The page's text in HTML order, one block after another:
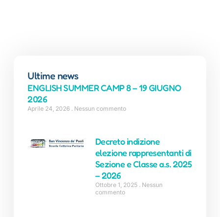
Ultime news
ENGLISH SUMMER CAMP 8 – 19 GIUGNO
2026
Aprile 24, 2026 Nessun commento
Decreto indizione
elezione rappresentanti di
Sezione e Classe a.s. 2025
– 2026
Ottobre 1, 2025
Nessun
commento